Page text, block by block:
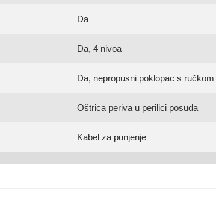
Da
Da, 4 nivoa
Da, nepropusni poklopac s ručkom
Oštrica periva u perilici posuđa
Kabel za punjenje